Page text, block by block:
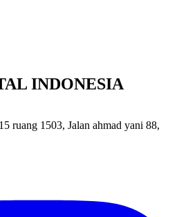
INDONESIA
ruang 1503, Jalan ahmad yani 88,